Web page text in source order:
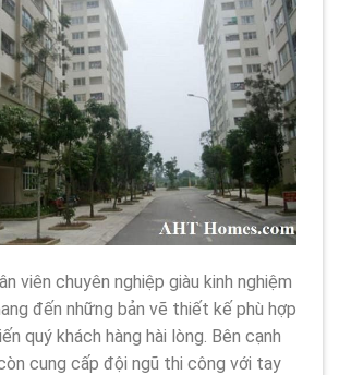
viên chuyên nghiệp giàu kinh nghiệm
đến những bản vẽ thiết kế phù hợp
quý khách hàng hài lòng. Bên cạnh
cung cấp đội ngũ thi công với tay